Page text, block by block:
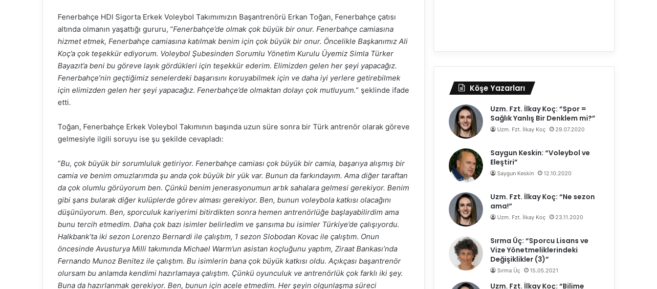
Fenerbahçe HDI Sigorta Erkek Voleybol Takımımızın Başantrenörü Erkan Toğan, Fenerbahçe çatısı
altında olmanın yaşattığı gururu, “Fenerbahçe’de olmak çok büyük bir onur. Fenerbahçe camiasına
hizmet etmek, Fenerbahçe camiasına katılmak benim için çok büyük bir onur. Öncelikle Başkanımız Ali
Koç’a çok teşekkür ediyorum. Voleybol Şubesinden Sorumlu Yönetim Kurulu Üyemiz Simla Türker
Bayazıt’a beni bu göreve layık gördükleri için teşekkür ederim. Elimizden gelen her şeyi yapacağız.
Fenerbahçe’nin geçtiğimiz senelerdeki başarısını koruyabilmek için ve daha iyi yerlere getirebilmek
için elimizden gelen her şeyi yapacağız. Fenerbahçe’de olmaktan dolayı çok mutluyum.” şeklinde ifade
etti.
Toğan, Fenerbahçe Erkek Voleybol Takımının başında uzun süre sonra bir Türk antrenör olarak göreve
gelmesiyle ilgili soruyu ise şu şekilde cevapladı:
“Bu, çok büyük bir sorumluluk getiriyor. Fenerbahçe camiası çok büyük bir camia, başarıya alışmış bir
camia ve benim omuzlarımda şu anda çok büyük bir yük var. Bunun da farkındayım. Ama diğer taraftan
da çok olumlu görüyorum ben. Çünkü benim jenerasyonumun artık sahalara gelmesi gerekiyor. Benim
gibi şans bularak diğer kulüplerde görev alması gerekiyor. Ben, bunun voleybola katkısı olacağını
düşünüyorum. Ben, sporculuk kariyerimi bitirdikten sonra hemen antrenörlüğe başlayabilirdim ama
bunu tercih etmedim. Daha çok bazı isimler belirledim ve şansıma bu isimler Türkiye’de çalışıyordu.
Halkbank’ta iki sezon Lorenzo Bernardi ile çalıştım, 1 sezon Slobodan Kovac ile çalıştım. Onun
öncesinde Avusturya Milli takımında Michael Warm’un asistan koçluğunu yaptım, Ziraat Bankası’nda
Fernando Munoz Benitez ile çalıştım. Bu isimlerin bana çok büyük katkısı oldu. Açıkçası başantrenör
olursam bu anlamda kendimi hazırlamaya çalıştım. Çünkü oyunculuk ve antrenörlük çok farklı iki şey.
Buna da hazırlanmak gerekiyor. Ben, bunun için acele etmedim. Her şeyin olgunlaşma süreci
Köşe Yazarları
Uzm. Fzt. İlkay Koç: “Spor =
Sağlık Yanlış Bir Denklem mi?”
Uzm. Fzt. İlkay Koç 29.07.2020
Saygun Keskin: “Voleybol ve
Eleştiri”
Saygun Keskin 12.10.2020
Uzm. Fzt. İlkay Koç: “Ne sezon
ama!”
Uzm. Fzt. İlkay Koç 23.11.2020
Sırma Üç: “Sporcu Lisans ve
Vize Yönetmeliklerindeki
Değişiklikler (3)”
Sırma Üç 15.05.2021
Uzm. Fzt. İlkay Koç: “Bilime